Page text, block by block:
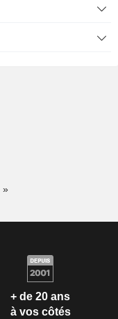
+ de 20 ans
à vos côtés